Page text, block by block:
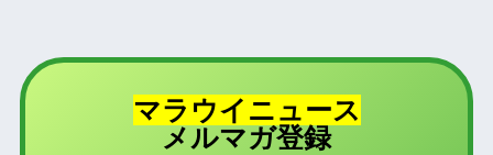
マラウイニュース
メルマガ登録